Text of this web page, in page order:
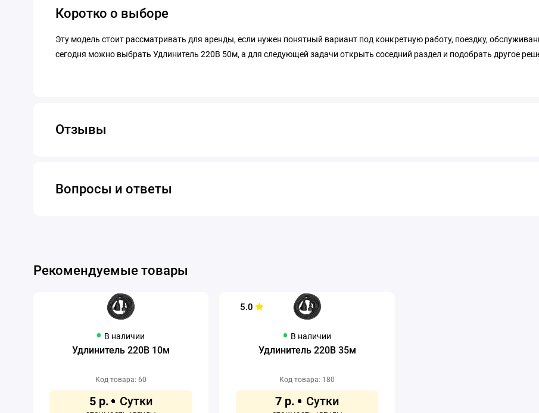
Коротко о выборе
Эту модель стоит рассматривать для аренды, если нужен понятный вариант под конкретную работу, поездку,
сегодня можно выбрать Удлинитель 220В 50м, а для следующей задачи открыть соседний раздел и подобрать другое
Отзывы
Вопросы и ответы
Рекомендуемые товары
В наличии
Удлинитель 220В 10м
Код товара: 60
5 р.
5.0
В наличии
Удлинитель 220В 35м
Код товара: 180
7 р.